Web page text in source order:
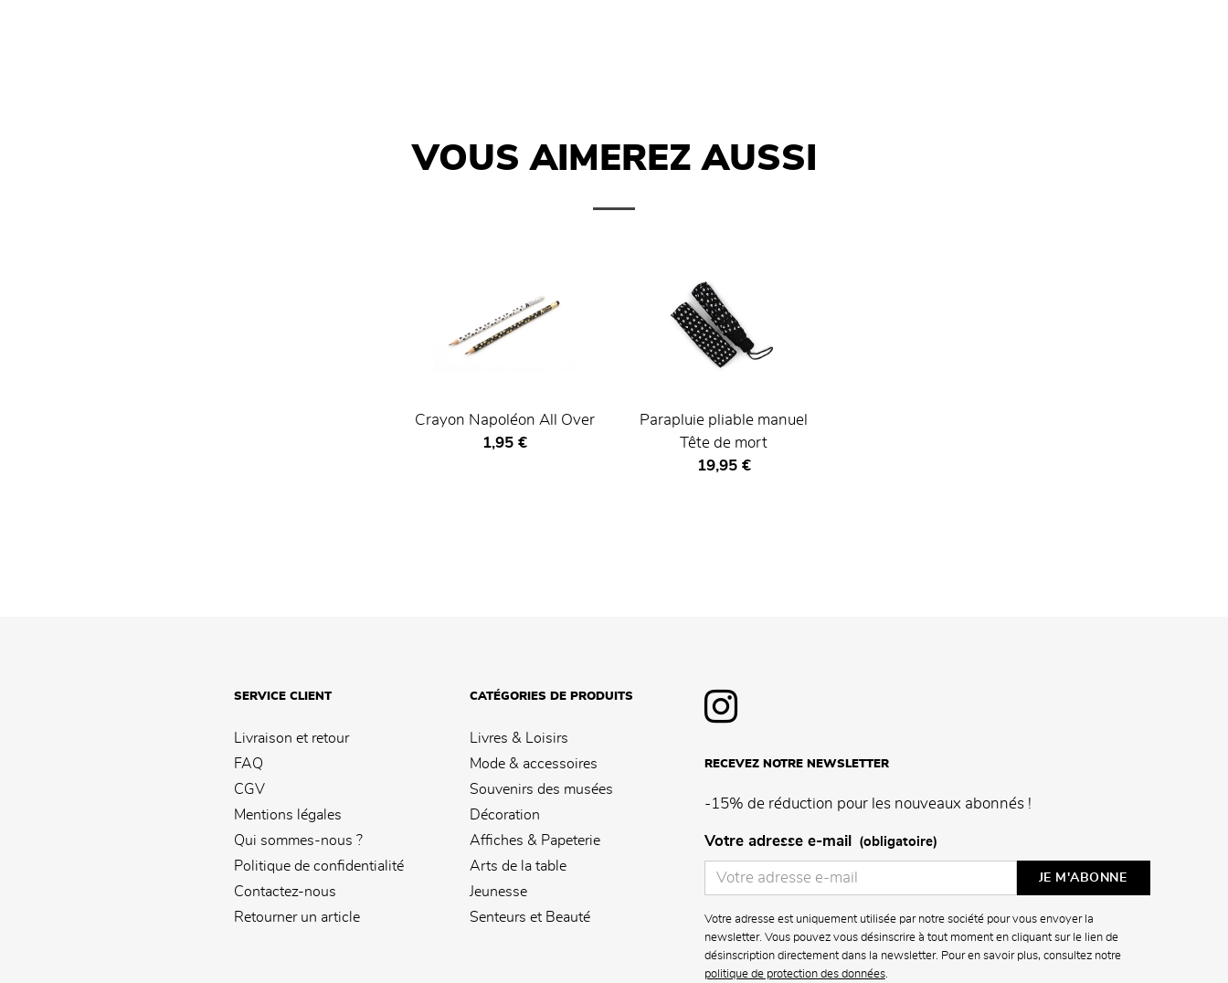
VOUS AIMEREZ AUSSI
Crayon Napoléon All Over
Prix ​​actuel
1,95 €
Parapluie pliable manuel
Tête de mort
Prix ​​actuel
19,95 €
SERVICE CLIENT
Livraison et retour
FAQ
CGV
Mentions légales
Qui sommes-nous ?
Politique de confidentialité
Contactez-nous
Retourner un article
CATÉGORIES DE PRODUITS
Livres & Loisirs
Mode & accessoires
Souvenirs des musées
Décoration
Affiches & Papeterie
Arts de la table
Jeunesse
Senteurs et Beauté
RECEVEZ NOTRE NEWSLETTER
-15% de réduction pour les nouveaux abonnés !
Votre adresse e-mail (obligatoire)
Votre adresse est uniquement utilisée par notre société pour vous envoyer la
newsletter. Vous pouvez vous désinscrire à tout moment en cliquant sur le lien de
désinscription directement dans la newsletter. Pour en savoir plus, consultez notre
politique de protection des données.